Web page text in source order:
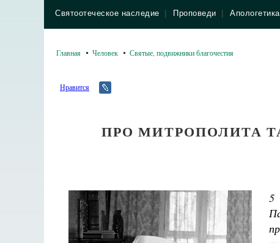
Святоотеческое наследие Проповеди Апологетика
Главная Человек Святые, подвижники благочестия
Нравится
ПРО МИТРОПОЛИТА
5